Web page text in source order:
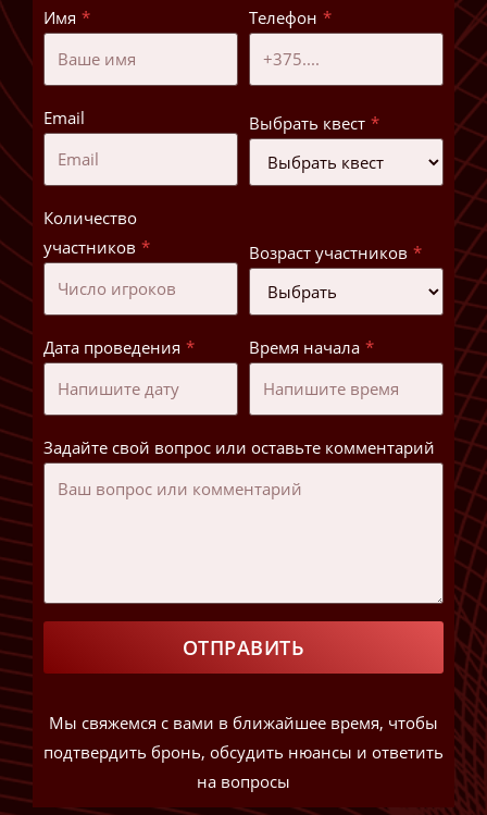
Имя * Телефон *
Email Выбрать квест *
Количество
участников * Возраст участников *
Дата проведения * Время начала *
Задайте свой вопрос или оставьте комментарий
ОТПРАВИТЬ
Мы свяжемся с вами в ближайшее время, чтобы
подтвердить бронь, обсудить нюансы и ответить
на вопросы